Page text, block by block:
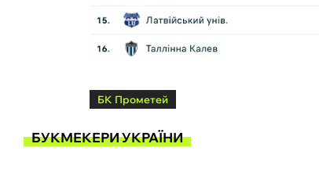
БК Прометей
БУКМЕКЕРИ УКРАЇНИ